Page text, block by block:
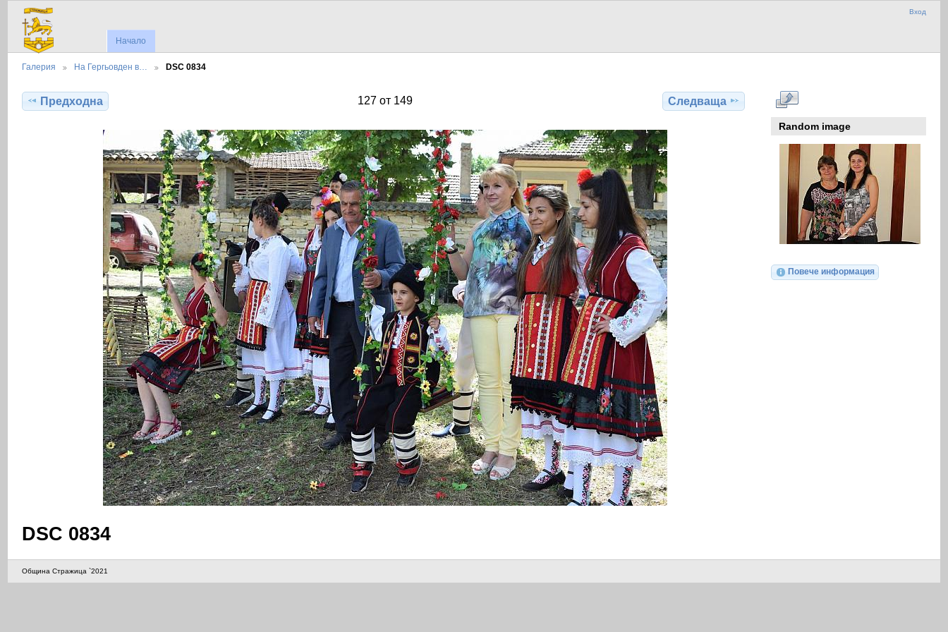
Вход
Начало
Галерия На Гергьовден в… DSC 0834
Предходна 127 от 149 Следваща
DSC 0834
Random image
Повече информация
Община Стражица `2021